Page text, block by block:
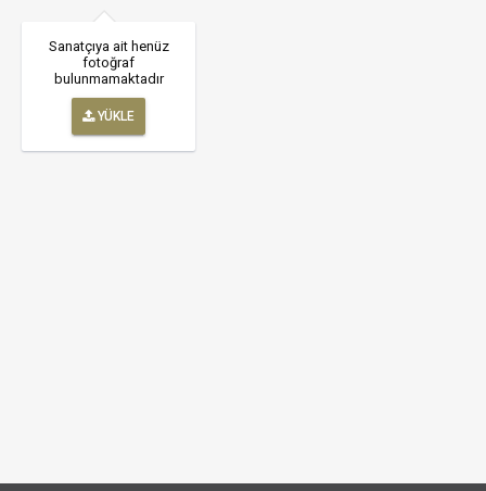
Sanatçıya ait henüz
fotoğraf
bulunmamaktadır
YÜKLE